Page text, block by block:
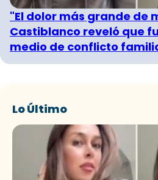
"El dolor más grande de
Castiblanco reveló que
medio de conflicto
Lo Último